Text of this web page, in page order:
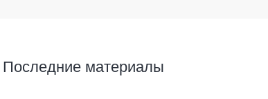
Последние материалы